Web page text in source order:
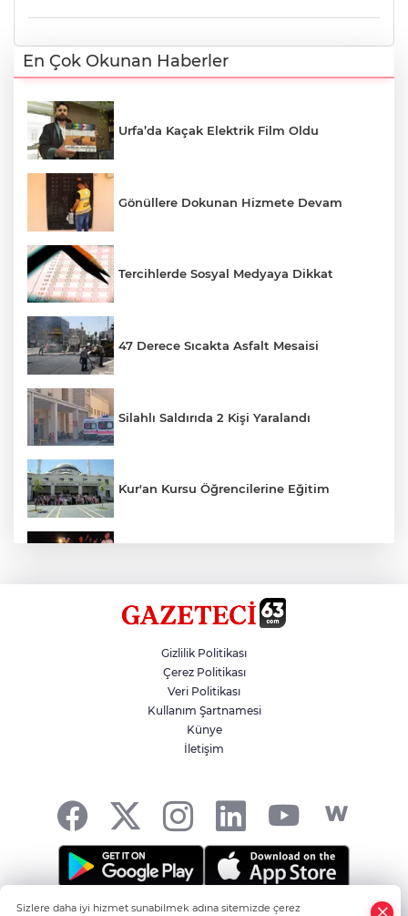
En Çok Okunan Haberler
Urfa’da Kaçak Elektrik Film Oldu
Gönüllere Dokunan Hizmete Devam
Tercihlerde Sosyal Medyaya Dikkat
47 Derece Sıcakta Asfalt Mesaisi
Silahlı Saldırıda 2 Kişi Yaralandı
Kur'an Kursu Öğrencilerine Eğitim
Siverek’te Mahmut Gülel Dönemi
Filistin Konvoyuna Coşkulu Karşılama
Gizlilik Politikası
Çerez Politikası
Veri Politikası
Kullanım Şartnamesi
Künye
İletişim
Sizlere daha iyi hizmet sunabilmek adına sitemizde çerez